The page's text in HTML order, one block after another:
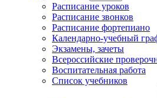
Расписание уроков
Расписание звонков
Расписание фортепиано
Календарно-учебный
Экзамены, зачеты
Всероссийские
Воспитательная работа
Список учебников